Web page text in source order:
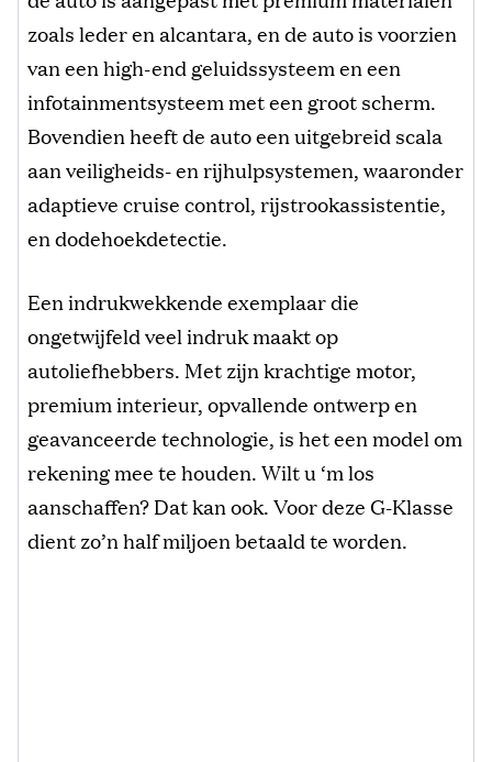
zoals leder en alcantara, en de auto is voorzien
van een high-end geluidssysteem en een
infotainmentsysteem met een groot scherm.
Bovendien heeft de auto een uitgebreid scala
aan veiligheids- en rijhulpsystemen, waaronder
adaptieve cruise control, rijstrookassistentie,
en dodehoekdetectie.
Een indrukwekkende exemplaar die
ongetwijfeld veel indruk maakt op
autoliefhebbers. Met zijn krachtige motor,
premium interieur, opvallende ontwerp en
geavanceerde technologie, is het een model om
rekening mee te houden. Wilt u ‘m los
aanschaffen? Dat kan ook. Voor deze G-Klasse
dient zo’n half miljoen betaald te worden.